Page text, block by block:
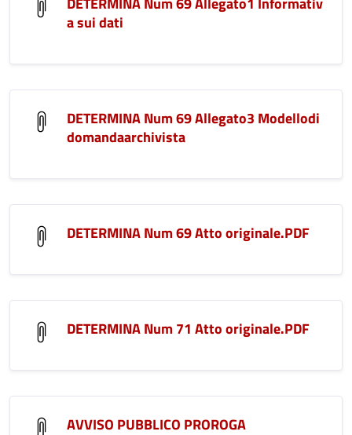
a sui dati
DETERMINA Num 69 Allegato3 Modellodi
domandaarchivista
DETERMINA Num 69 Atto originale.PDF
DETERMINA Num 71 Atto originale.PDF
AVVISO PUBBLICO PROROGA